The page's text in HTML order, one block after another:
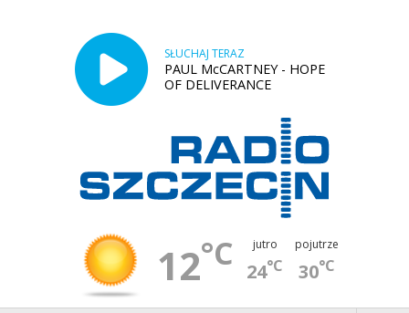
SŁUCHAJ TERAZ
PAUL McCARTNEY - HOPE
OF DELIVERANCE
12°C jutro
24°C
pojutrze
30°C